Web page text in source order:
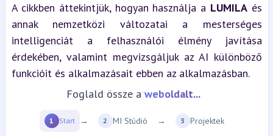
A cikkben áttekintjük, hogyan használja a LUMILA és
annak nemzetközi változatai a mesterséges
intelligenciát a felhasználói élmény javítása
érdekében, valamint megvizsgáljuk az AI különböző
funkcióit és alkalmazásait ebben az alkalmazásban.
Foglald össze a weboldalt...
1 Start → 2 MI Stúdió → 3 Projektek